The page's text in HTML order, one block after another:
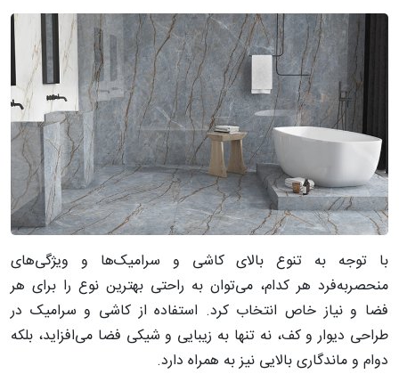
با توجه به تنوع بالای کاشی و سرامیک‌ها و ویژگی‌های
منحصربه‌فرد هر کدام، می‌توان به راحتی بهترین نوع را برای هر
فضا و نیاز خاص انتخاب کرد. استفاده از کاشی و سرامیک در
طراحی دیوار و کف، نه تنها به زیبایی و شیکی فضا می‌افزاید، بلکه
دوام و ماندگاری بالایی نیز به همراه دارد.